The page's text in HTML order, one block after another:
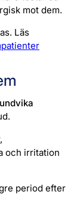
mot dem.
Läs
undvika
och irritation
period efter